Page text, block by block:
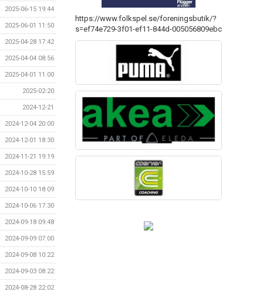
2025-06-15 19:44
2025-06-01 11:50
2025-04-28 17:42
2025-04-04 08:56
2025-04-01 11:00
2025-02-20
2024-12-21
2024-12-04 20:00
2024-12-01 18:30
2024-11-21 19:19
2024-10-28 15:59
2024-10-10 18:09
2024-10-06 17:30
2024-09-18 09:48
2024-09-09 07:00
2024-09-08 10:22
2024-09-03 08:22
2024-08-28 22:02
https://www.folkspel.se/foreningsbutik/?
s=ef74e729-3f01-ef11-844d-005056809ebc